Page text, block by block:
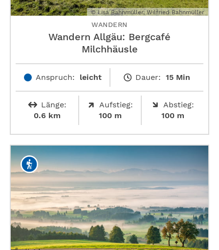
© Lisa Bahnmüller, Wilfried Bahnmüller
WANDERN
Wandern Allgäu: Bergcafé
Milchhäusle
Anspruch: leicht Dauer: 15 Min
Länge:
0.6 km
Aufstieg:
100 m
Abstieg:
100 m